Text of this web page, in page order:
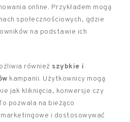
online. Przykładem mogą
społecznościowych, gdzie
na podstawie ich
również szybkie i
kampanii. Użytkownicy mogą
jak kliknięcia, konwersje czy
pozwala na bieżąco
i dostosowywać